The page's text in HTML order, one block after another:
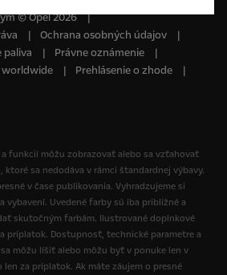
© Opel 2026
Ochrana osobných údajov
paliva
Právne oznámenie
worldwide
Prehlásenie o zhode
funkcií môžu zobrazovať alebo sa vzťahovať
sa nedodáva v rámci štandardnej výbavy.
v čase publikovania. Vyhradzujeme si
vybavení. Uvedené farby sú iba približné a
skutočným farbám. Ilustrované doplnkové
príplatok. Dostupnosť, technické parametre a
môžu líšiť alebo môžu byť v ponuke len v
za príplatok. Ak máte záujem o presné